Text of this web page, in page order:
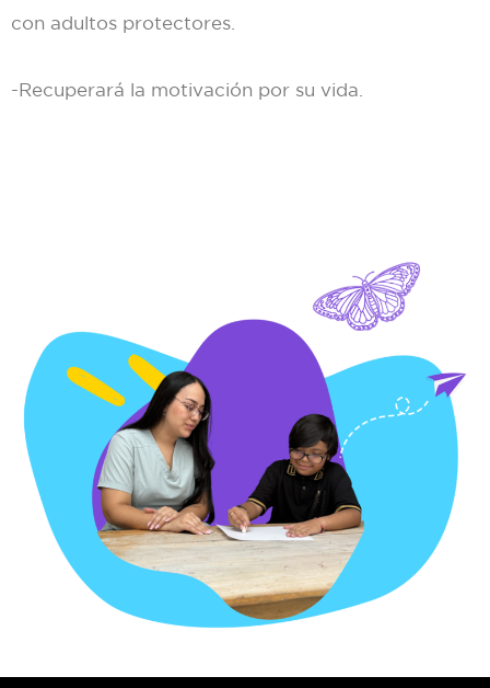
con adultos protectores.
-Recuperará la motivación por su vida.